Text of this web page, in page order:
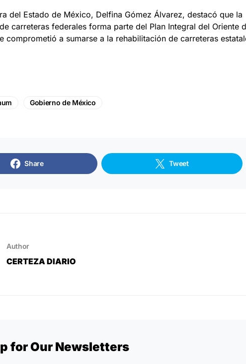
del Estado de México, Delfina Gómez Álvarez, destacó que la
carreteras federales forma parte del Plan Integral del Oriente
comprometió a sumarse a la rehabilitación de carreteras
Gobierno de México
Share Tweet
Author
CERTEZA DIARIO
for Our Newsletters